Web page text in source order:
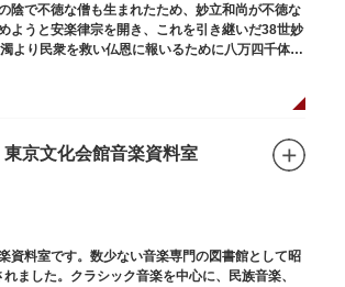
陰で不徳な僧も生まれたため、妙立和尚が不徳な
ようと安楽律宗を開き、これを引き継いだ38世妙
より民衆を救い仏恩に報いるために八万四千体の
。現在では2万５千体を超える像が造立されてい
東京文化会館音楽資料室
資料室です。数少ない音楽専門の図書館として昭
ました。クラシック音楽を中心に、民族音楽、